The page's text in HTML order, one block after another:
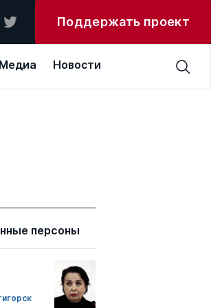
Поддержать проект
Медиа Новости
персоны